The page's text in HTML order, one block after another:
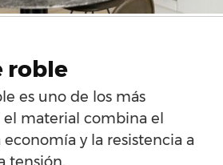
roble
es uno de los más
material combina el
y la resistencia a
tensión.